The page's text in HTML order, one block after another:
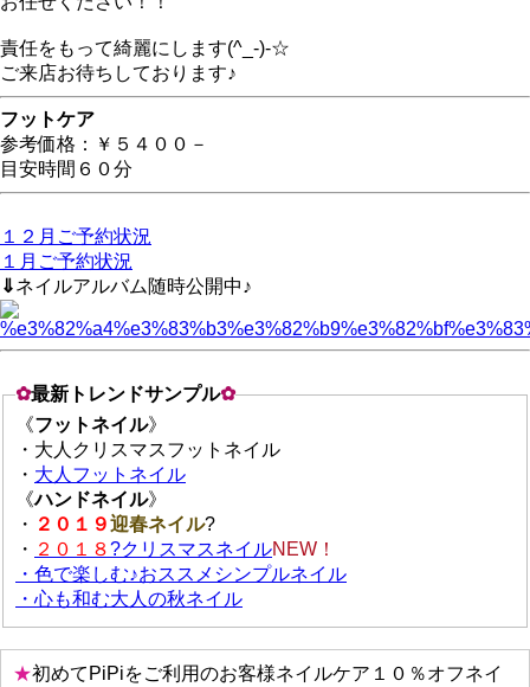
責任をもって綺麗にします(^_-)-☆
ご来店お待ちしております♪
フットケア
参考価格：￥５４００－
目安時間６０分
１２月ご予約状況
１月ご予約状況
⇓ネイルアルバム随時公開中♪
✿最新トレンドサンプル✿
《フットネイル》
・大人クリスマスフットネイル
・ 大人フットネイル
《ハンドネイル》
・ ２０１９迎春ネイル?
・ ２０１８?クリスマスネイルNEW！
・色で楽しむ♪おススメシンプルネイル
・心も和む大人の秋ネイル
★初めてPiPiをご利用のお客様ネイルケア１０％オフネイ